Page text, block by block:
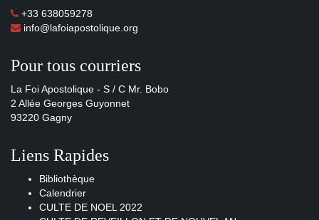
+33 638059278
info@lafoiapostolique.org
Pour tous courriers
La Foi Apostolique - S / C Mr. Bobo
2 Allée Georges Guyonnet
93220 Gagny
Liens Rapides
Bibliothèque
Calendrier
CULTE DE NOEL 2022